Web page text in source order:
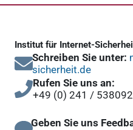
Institut für Internet-
Schreiben Sie unter:
sicherheit.de
Rufen Sie uns an:
+49 (0) 241 /
Geben Sie uns